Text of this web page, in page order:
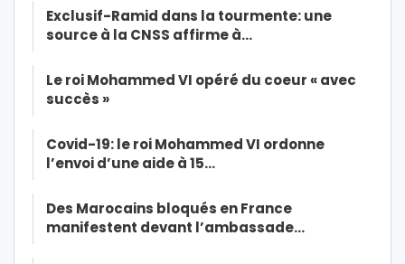
Exclusif-Ramid dans la tourmente: une
source à la CNSS affirme à…
Le roi Mohammed VI opéré du coeur « avec
succès »
Covid-19: le roi Mohammed VI ordonne
l’envoi d’une aide à 15…
Des Marocains bloqués en France
manifestent devant l’ambassade…